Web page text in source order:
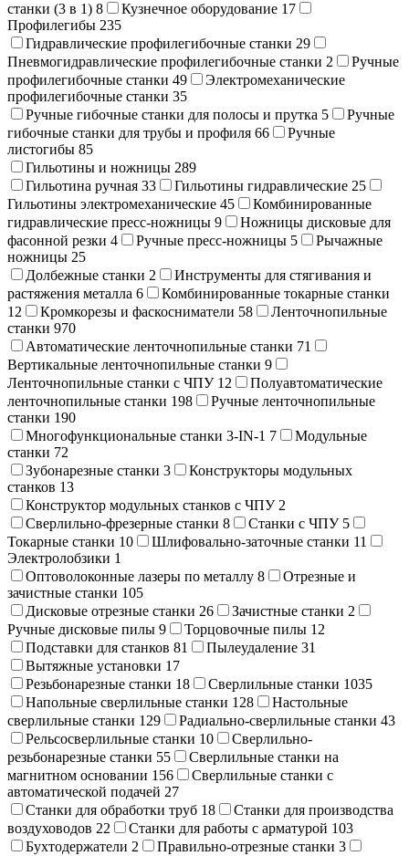
станки (3 в 1) 8 Кузнечное оборудование 17
Профилегибы 235
Гидравлические профилегибочные станки 29
Пневмогидравлические профилегибочные станки 2
Ручные
профилегибочные станки 49
Электромеханические
профилегибочные станки 35
Ручные гибочные станки для полосы и прутка 5
Ручные
гибочные станки для трубы и профиля 66
Ручные
листогибы 85
Гильотины и ножницы 289
Гильотина ручная 33 Гильотины гидравлические 25
Гильотины электромеханические 45
Комбинированные
гидравлические пресс-ножницы 9
Ножницы дисковые для
фасонной резки 4 Ручные пресс-ножницы 5
Рычажные
ножницы 25
Долбежные станки 2
Инструменты для стягивания и
растяжения металла 6
Комбинированные токарные станки
12
Кромкорезы и фаскосниматели 58
Ленточнопильные
станки 970
Автоматические ленточнопильные станки 71
Вертикальные ленточнопильные станки 9
Ленточнопильные станки с ЧПУ 12
Полуавтоматические
ленточнопильные станки 198
Ручные ленточнопильные
станки 190
Многофункциональные станки 3-IN-1 7
Модульные
станки 72
Зубонарезные станки 3
Конструкторы модульных
станков 13
Конструктор модульных станков с ЧПУ 2
Сверлильно-фрезерные станки 8 Станки с ЧПУ 5
Токарные станки 10 Шлифовально-заточные станки 11
Электролобзики 1
Оптоволоконные лазеры по металлу 8
Отрезные и
зачистные станки 105
Дисковые отрезные станки 26 Зачистные станки 2
Ручные дисковые пилы 9 Торцовочные пилы 12
Подставки для станков 81 Пылеудаление 31
Вытяжные установки 17
Резьбонарезные станки 18 Сверлильные станки 1035
Напольные сверлильные станки 128
Настольные
сверлильные станки 129 Радиально-сверлильные станки 43
Рельсосверлильные станки 10
Сверлильно-
резьбонарезные станки 55
Сверлильные станки на
магнитном основании 156
Сверлильные станки с
автоматической подачей 27
Станки для обработки труб 18
Станки для производства
воздуховодов 22 Станки для работы с арматурой 103
Бухтодержатели 2 Правильно-отрезные станки 3